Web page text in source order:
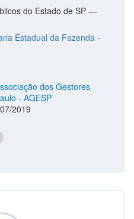
do Estado de SP —
Estadual da Fazenda -
dos Gestores
- AGESP
2019